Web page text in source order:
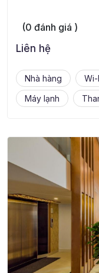
(0 đánh giá )
Liên hệ
Nhà hàng
Wi-
Máy lạnh